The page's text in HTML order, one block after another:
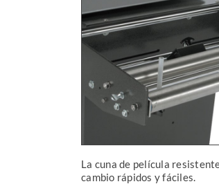
La cuna de película
cambio rápidos y fáciles.